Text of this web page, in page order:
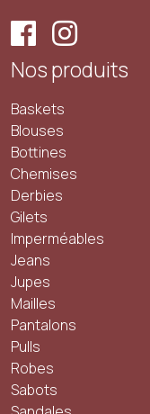
Nos produits
Baskets
Blouses
Bottines
Chemises
Derbies
Gilets
Imperméables
Jeans
Jupes
Mailles
Pantalons
Pulls
Robes
Sabots